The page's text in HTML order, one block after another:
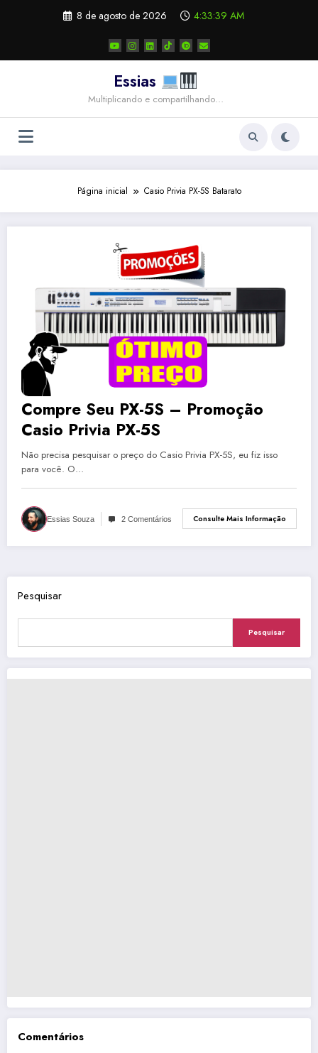
8 de agosto de 2026 4:33:39 AM
Essias
Multiplicando e compartilhando…
Página inicial Casio Privia PX-5S Batarato
Compre Seu PX-5S – Promoção
Casio Privia PX-5S
Não precisa pesquisar o preço do Casio Privia PX-5S, eu fiz isso
para você. O…
Essias Souza 2 Comentários Consulte Mais Informação
Pesquisar
Pesquisar
Comentários